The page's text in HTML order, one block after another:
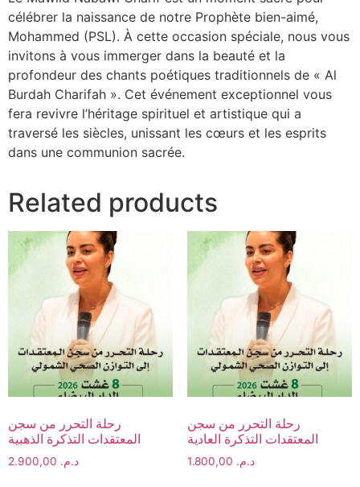
célébrer la naissance de notre Prophète bien-aimé,
Mohammed (PSL). À cette occasion spéciale, nous vous
invitons à vous immerger dans la beauté et la
profondeur des chants poétiques traditionnels de « Al
Burdah Charifah ». Cet événement exceptionnel vous
fera revivre l’héritage spirituel et artistique qui a
traversé les siècles, unissant les cœurs et les esprits
dans une communion sacrée.
Related products
رحلة التحرر من سجن
المعتقدات التذكرة الذهبية
د.م.
رحلة التحرر من سجن
المعتقدات التذكرة العادية
د.م.